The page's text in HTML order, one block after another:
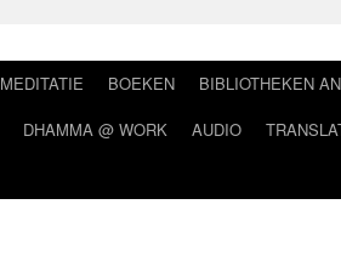
MEDITATIE BOEKEN
BIBLIOTHEKEN
DHAMMA @ WORK AUDIO